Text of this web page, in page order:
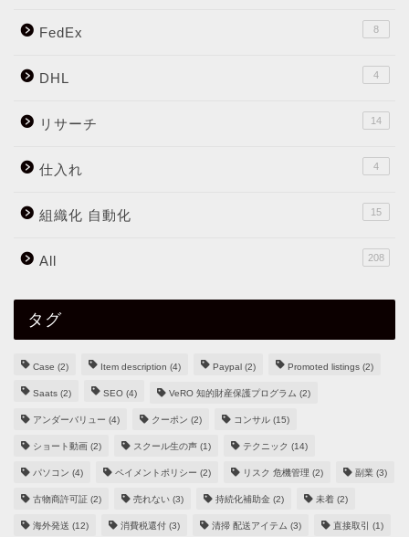
FedEx 8
DHL 4
リサーチ 14
仕入れ 4
組織化 自動化 15
All 208
タグ
Case (2) Item description (4) Paypal (2) Promoted listings (2)
Saats (2) SEO (4) VeRO 知的財産保護プログラム (2)
アンダーバリュー (4) クーポン (2) コンサル (15)
ショート動画 (2) スクール生の声 (1) テクニック (14)
パソコン (4) ペイメントポリシー (2) リスク 危機管理 (2) 副業 (3)
古物商許可証 (2) 売れない (3) 持続化補助金 (2) 未着 (2)
海外発送 (12) 消費税還付 (3) 清掃 配送アイテム (3) 直接取引 (1)